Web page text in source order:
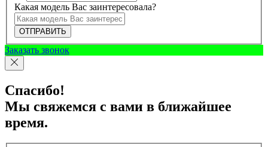
Какая модель Вас заинтересовала?
ОТПРАВИТЬ
Заказать звонок
Спасибо!
Мы свяжемся с вами в ближайшее
время.